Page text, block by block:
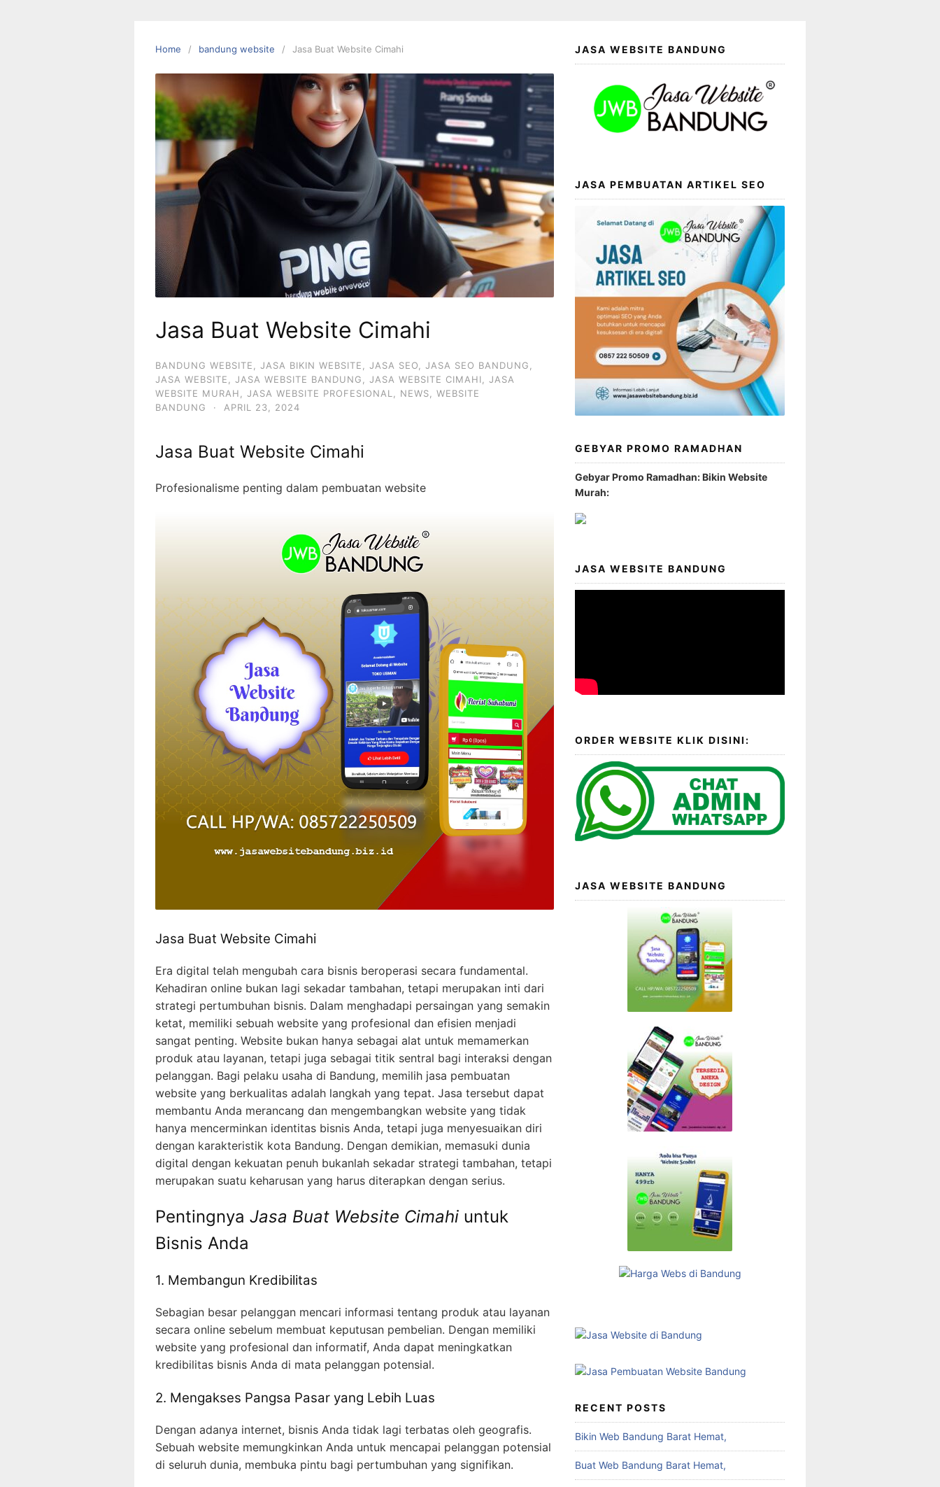
Home bandung website Jasa Buat Website Cimahi
Jasa Buat Website Cimahi
BANDUNG WEBSITE JASA BIKIN WEBSITE JASA SEO JASA SEO BANDUNG
JASA WEBSITE
JASA WEBSITE BANDUNG JASA WEBSITE CIMAHI
JASA
WEBSITE MURAH
JASA WEBSITE PROFESIONAL NEWS
WEBSITE
BANDUNG
· APRIL 23, 2024
Jasa Buat Website Cimahi
Profesionalisme penting dalam pembuatan website
Jasa Buat Website Cimahi
Era digital telah mengubah cara bisnis beroperasi secara fundamental.
Kehadiran online bukan lagi sekadar tambahan, tetapi merupakan inti dari
strategi pertumbuhan bisnis. Dalam menghadapi persaingan yang semakin
ketat, memiliki sebuah website yang profesional dan efisien menjadi
sangat penting. Website bukan hanya sebagai alat untuk memamerkan
produk atau layanan, tetapi juga sebagai titik sentral bagi interaksi dengan
pelanggan. Bagi pelaku usaha di Bandung, memilih jasa pembuatan
website yang berkualitas adalah langkah yang tepat. Jasa tersebut dapat
membantu Anda merancang dan mengembangkan website yang tidak
hanya mencerminkan identitas bisnis Anda, tetapi juga menyesuaikan diri
dengan karakteristik kota Bandung. Dengan demikian, memasuki dunia
digital dengan kekuatan penuh bukanlah sekadar strategi tambahan, tetapi
merupakan suatu keharusan yang harus diterapkan dengan serius.
Pentingnya Jasa Buat Website Cimahi untuk
Bisnis Anda
1. Membangun Kredibilitas
Sebagian besar pelanggan mencari informasi tentang produk atau layanan
secara online sebelum membuat keputusan pembelian. Dengan memiliki
website yang profesional dan informatif, Anda dapat meningkatkan
kredibilitas bisnis Anda di mata pelanggan potensial.
2. Mengakses Pangsa Pasar yang Lebih Luas
Dengan adanya internet, bisnis Anda tidak lagi terbatas oleh geografis.
Sebuah website memungkinkan Anda untuk mencapai pelanggan potensial
di seluruh dunia, membuka pintu bagi pertumbuhan yang signifikan.
JASA WEBSITE BANDUNG
JASA PEMBUATAN ARTIKEL SEO
GEBYAR PROMO RAMADHAN
Gebyar Promo Ramadhan: Bikin Website
Murah:
JASA WEBSITE BANDUNG
ORDER WEBSITE KLIK DISINI:
JASA WEBSITE BANDUNG
RECENT POSTS
Bikin Web Bandung Barat Hemat,
Buat Web Bandung Barat Hemat,